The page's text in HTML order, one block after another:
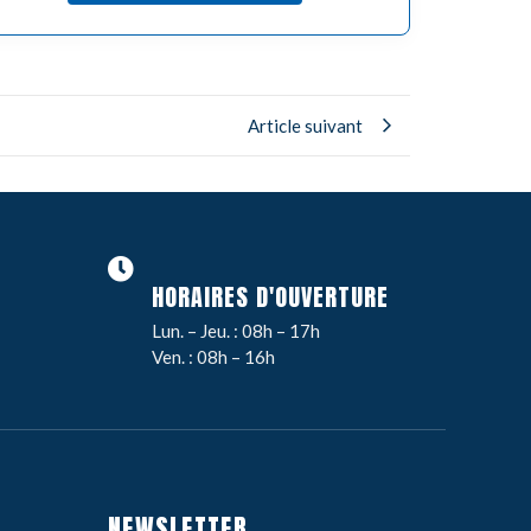
Article suivant
HORAIRES D'OUVERTURE
Lun. – Jeu. : 08h – 17h
Ven. : 08h – 16h